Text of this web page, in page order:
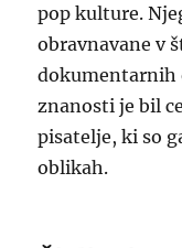
pop kulture.
obravnavane v
dokumentarnih
znanosti je bil
pisatelje, ki so
oblikah.